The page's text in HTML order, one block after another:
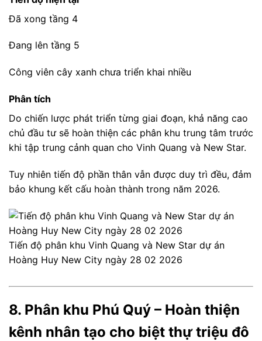
Đã xong tầng 4
Đang lên tầng 5
Công viên cây xanh chưa triển khai nhiều
Phân tích
Do chiến lược phát triển từng giai đoạn, khả năng cao
chủ đầu tư sẽ hoàn thiện các phân khu trung tâm trước
khi tập trung cảnh quan cho Vinh Quang và New Star.
Tuy nhiên tiến độ phần thân vẫn được duy trì đều, đảm
bảo khung kết cấu hoàn thành trong năm 2026.
Tiến độ phân khu Vinh Quang và New Star dự án
Hoàng Huy New City ngày 28 02 2026
8. Phân khu Phú Quý – Hoàn thiện
kênh nhân tạo cho biệt thự triệu đô